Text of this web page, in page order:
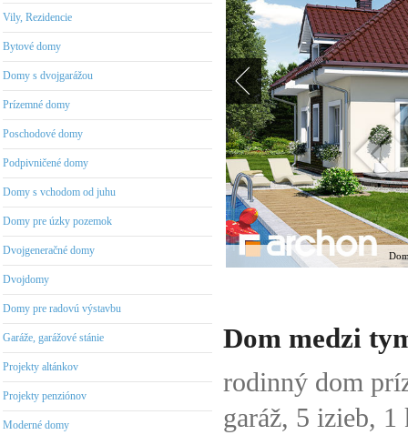
Vily, Rezidencie
Bytové domy
Domy s dvojgarážou
Prízemné domy
Poschodové domy
Podpivničené domy
Domy s vchodom od juhu
Domy pre úzky pozemok
Dvojgeneračné domy
Dvojdomy
Domy pre radovú výstavbu
Garáže, garážové stánie
Projekty altánkov
Projekty penziónov
Moderné domy
Dom medzi
rodinný dom
garáž, 5 izieb,